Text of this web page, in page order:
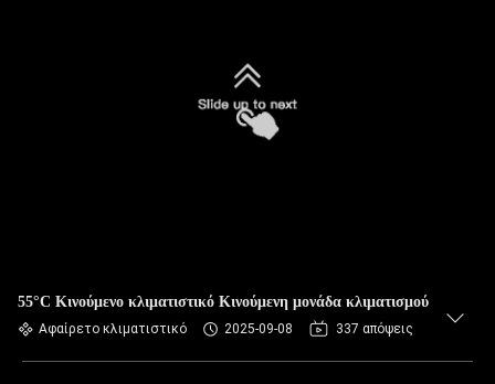
55°C Κινούμενο κλιματιστικό Κινούμενη μονάδα κλιματισμού
Αφαίρετο κλιματιστικό 2025-09-08 337 απόψεις